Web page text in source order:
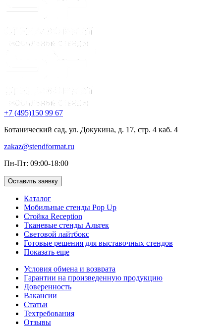
+7 (495)150 99 67
Ботанический сад, ул. Докукина, д. 17, стр. 4 каб. 4
zakaz@stendformat.ru
Пн-Пт: 09:00-18:00
Оставить заявку
Каталог
Мобильные стенды Pop Up
Стойка Reception
Тканевые стенды Альтек
Световой лайтбокс
Готовые решения для выставочных стендов
Показать еще
Условия обмена и возврата
Гарантии на произведенную продукцию
Доверенность
Вакансии
Статьи
Техтребования
Отзывы